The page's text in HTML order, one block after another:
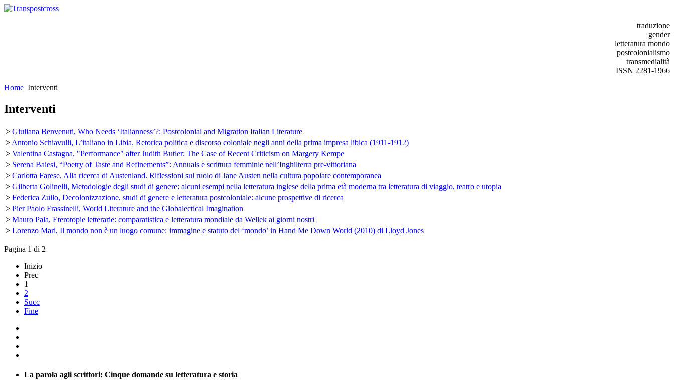
traduzione
gender
letteratura mondo
postcolonialismo
transmedialità
ISSN 2281-1966
Home Interventi
Interventi
> Giuliana Benvenuti, Who Needs ‘Italianness’?: Postcolonial and Migration Italian Literature
> Antonio Schiavulli, L’italiano in Libia. Retorica politica e discorso coloniale negli anni della prima impresa libica (1911-1912)
> Valentina Castagna, "Performance" after Judith Butler: The Case of Recent Criticism on Margery Kempe
> Serena Baiesi, “Poetry of Taste and Refinements”: Annuals e scrittura femminle nell’Inghilterra pre-vittoriana
> Carlotta Farese, Alla ricerca di Austenland. Riflessioni sul ruolo di Jane Austen nella cultura popolare contemporanea
> Gilberta Golinelli, Metodologie degli studi di genere: alcuni esempi nella letteratura inglese della prima età moderna tra letteratura di viaggio, teatro e utopia
> Federica Zullo, Decolonizzazione, studi di genere e letteratura postcoloniale: alcune prospettive di ricerca
> Pier Paolo Frassinelli, World Literature and the Globalectical Imagination
> Mauro Pala, Eterotopie letterarie: comparatistica e letteratura mondiale da Wellek ai giorni nostri
> Lorenzo Mari, Il mondo non è un luogo comune: immagine e statuto del ‘mondo’ in Hand Me Down World (2010) di Lloyd Jones
Pagina 1 di 2
Inizio
Prec
1
2
Succ
Fine
La parola agli scrittori: Cinque domande su letteratura e storia